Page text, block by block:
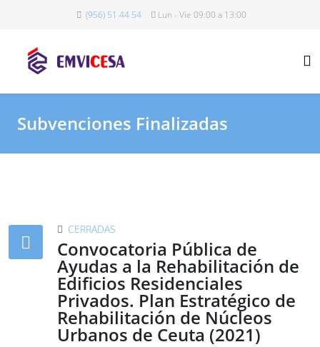
(956) 51 44 54 Lun - Vie 09:00 a 13:00
Subvenciones Finalizadas
CERRADAS
Convocatoria Pública de
Ayudas a la Rehabilitación de
Edificios Residenciales
Privados. Plan Estratégico de
Rehabilitación de Núcleos
Urbanos de Ceuta (2021)